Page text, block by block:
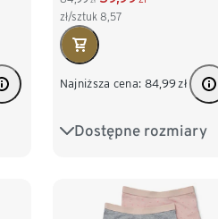
zł/sztuk 8,57
Najniższa cena: 84,99zł
Dostępne rozmiary
86/92 98/104